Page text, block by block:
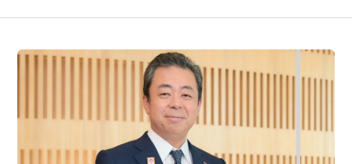
保険選びにお悩みの方へ
ぴったり保険セレクター
ウェルビーイング向上サービス
Vitality福利厚生タイプ
ビジネスサポートプログラム
サステナビリティ
採用情報